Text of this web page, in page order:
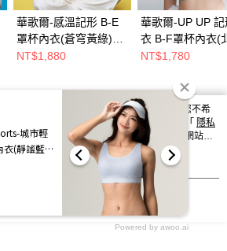
華歌爾-感溫記形 B-E
罩杯內衣(蒼穹黃綠)
NB4524GO
NT$1,880
華歌爾-UP UP 記
衣 B-F罩杯內衣(
綠) NB4519HM
NT$1,780
Powered by awoo.ai
有關本網站使用 cookie 方式之詳情，及若您不希
何變更電腦的 cookie 設定，請參閱本網站「 隱私
繼續使用本網站即表示您同意本公司得按本網站使
。